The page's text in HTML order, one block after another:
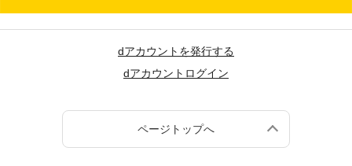
dアカウントを発行する
dアカウントログイン
ページトップへ